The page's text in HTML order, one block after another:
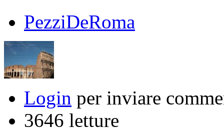
PezziDeRoma
Login per inviare
3646 letture